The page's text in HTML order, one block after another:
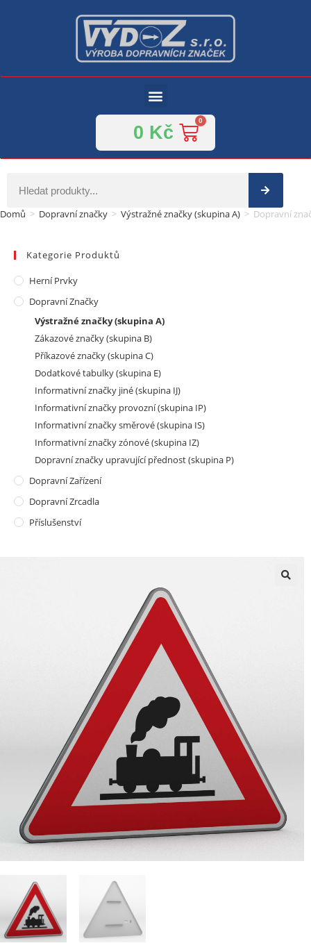
0 Kč
Domů > Dopravní značky > Výstražné značky (skupina A) > Dopravní
Kategorie Produktů
Herní Prvky
Dopravní Značky
Výstražné značky (skupina A)
Zákazové značky (skupina B)
Příkazové značky (skupina C)
Dodatkové tabulky (skupina E)
Informativní značky jiné (skupina IJ)
Informativní značky provozní (skupina IP)
Informativní značky směrové (skupina IS)
Informativní značky zónové (skupina IZ)
Dopravní značky upravující přednost (skupina P)
Dopravní Zařízení
Dopravní Zrcadla
Příslušenství